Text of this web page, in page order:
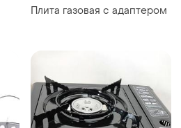
Плита газовая с адаптером